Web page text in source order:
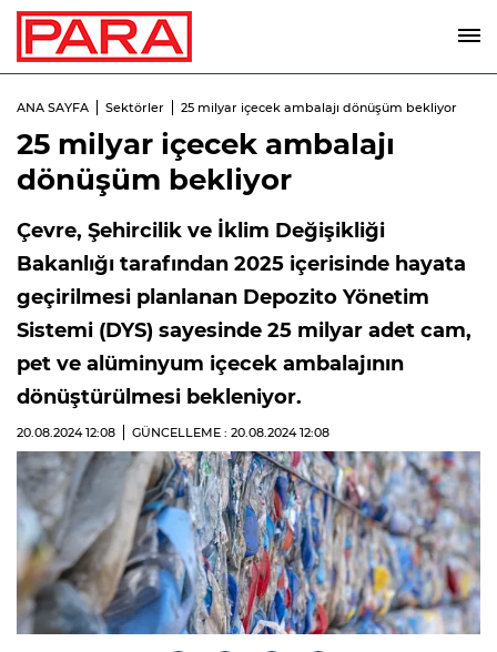
ANA SAYFA Sektörler 25 milyar içecek ambalajı dönüşüm bekliyor
25 milyar içecek ambalajı
dönüşüm bekliyor
Çevre, Şehircilik ve İklim Değişikliği
Bakanlığı tarafından 2025 içerisinde hayata
geçirilmesi planlanan Depozito Yönetim
Sistemi (DYS) sayesinde 25 milyar adet cam,
pet ve alüminyum içecek ambalajının
dönüştürülmesi bekleniyor.
20.08.202412:08 GÜNCELLEME : 20.08.202412:08